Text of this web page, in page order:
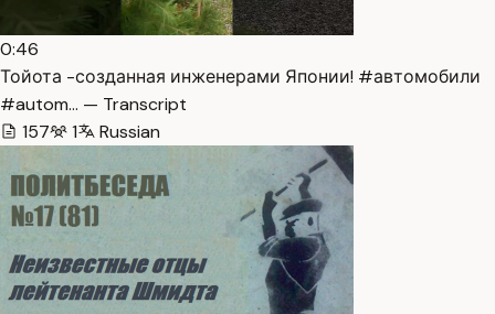
0:46
Тойота -созданная инженерами Японии! #автомобили
#autom… — Transcript
157
1 Russian